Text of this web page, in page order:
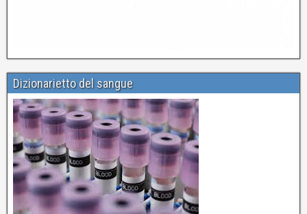
Dizionarietto del sangue